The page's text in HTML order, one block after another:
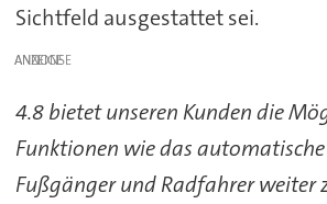
Sichtfeld ausgestattet sei.
ANZEIGE
4.8 bietet unseren Kunden die
Funktionen wie das
Fußgänger und Radfahrer weiter